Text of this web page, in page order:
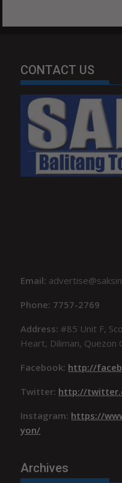
CONTACT US
Email:
Phone: 7757-2769
Address:#85 Unit F,
Heart, Diliman, Quezon
Facebook: http://
Twitter: http://
Instagram: https://
yon/
Archives